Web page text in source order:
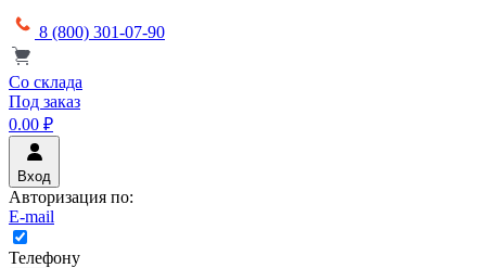
8 (800) 301-07-90
Со склада
Под заказ
0.00 ₽
Вход
Авторизация по:
E-mail
Телефону